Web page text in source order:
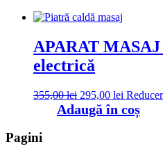
APARAT
electrică
355,00lei Prețul
inițial
a
295,00 lei Prețul
curent
este:
Adaugă în coș
Pagini